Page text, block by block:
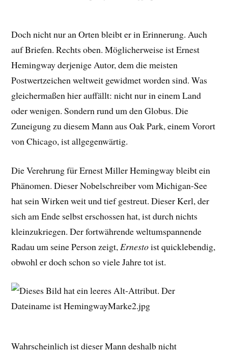
Doch nicht nur an Orten bleibt er in Erinnerung. Auch
auf Briefen. Rechts oben. Möglicherweise ist Ernest
Hemingway derjenige Autor, dem die meisten
Postwertzeichen weltweit gewidmet worden sind. Was
gleichermaßen hier auffällt: nicht nur in einem Land
oder wenigen. Sondern rund um den Globus. Die
Zuneigung zu diesem Mann aus Oak Park, einem Vorort
von Chicago, ist allgegenwärtig.
Die Verehrung für Ernest Miller Hemingway bleibt ein
Phänomen. Dieser Nobelschreiber vom Michigan-See
hat sein Wirken weit und tief gestreut. Dieser Kerl, der
sich am Ende selbst erschossen hat, ist durch nichts
kleinzukriegen. Der fortwährende weltumspannende
Radau um seine Person zeigt, Ernestoist quicklebendig,
obwohl er doch schon so viele Jahre tot ist.
Wahrscheinlich ist dieser Mann deshalb nicht